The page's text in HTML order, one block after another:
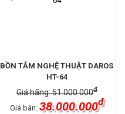
BỒN TẮM NGHỆ THUẬT DAROS
HT-64
Giá hãng: 51.000.000đ
Giá bán: 38.000.000đ